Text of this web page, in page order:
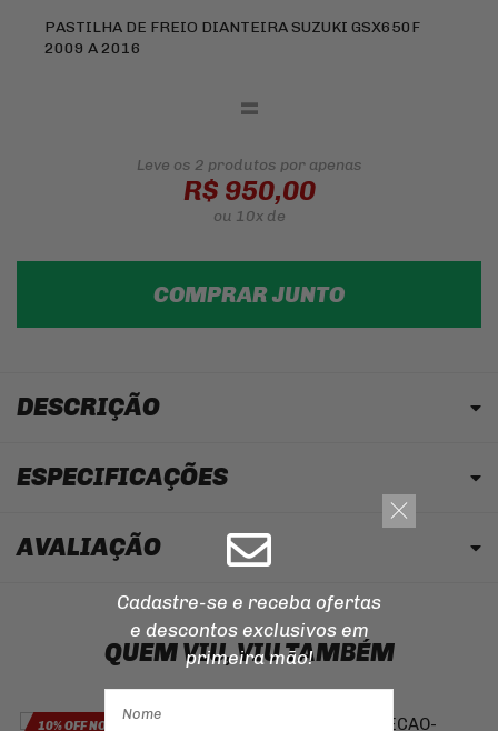
PASTILHA DE FREIO DIANTEIRA SUZUKI GSX650F
2009 A 2016
=
Leve os 2 produtos por apenas
R$ 950,00
ou 10xde
COMPRAR JUNTO
DESCRIÇÃO
ESPECIFICAÇÕES
AVALIAÇÃO
QUEM VIU, VIU TAMBÉM
10% OFF NO PIX
Cadastre-se e receba ofertas
e descontos exclusivos em
primeira mão!